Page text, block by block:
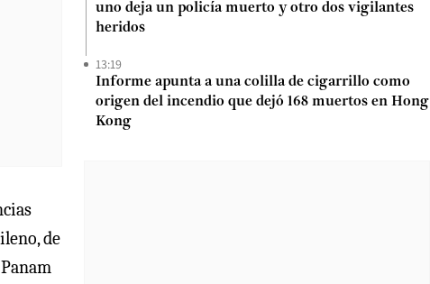
de
uno deja un policía muerto y otro dos vigilantes
heridos
13:19
Informe apunta a una colilla de cigarrillo como
origen del incendio que dejó 168 muertos en Hong
Kong